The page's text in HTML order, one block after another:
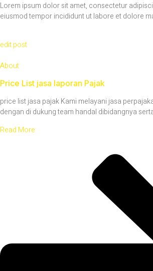
Lorem ipsum dolor sit amet, consectetur
eiusmod tempor incididunt ut labore et dolore
edit post
About
Price List jasa laporan Pajak
price list jasa pajak Kami melayani jasa
dengan di dukung team handal dibidangnya
Read More